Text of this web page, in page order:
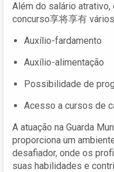
Além do salário
concurso享将享有
Auxílio-fardamento
Auxílio-alimentação
Possibilidade de
Acesso a cursos de
A atuação na Guarda
proporciona um
desafiador, onde os
suas habilidades e